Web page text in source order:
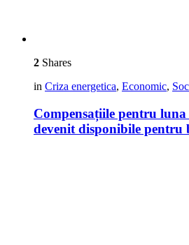
2 Shares
in Criza energetica, Economic,
Compensațiile pentru luna
devenit disponibile pentru